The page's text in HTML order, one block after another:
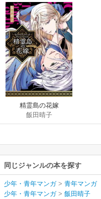
精霊島の花嫁
Adventure of Pana
Ienth【単行本版】
飯田晴子
同じジャンルの本を探す
少年・青年マンガ> 青年マンガ
少年・青年マンガ> 飯田晴子